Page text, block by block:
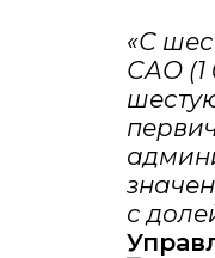
«С
САО (1
с